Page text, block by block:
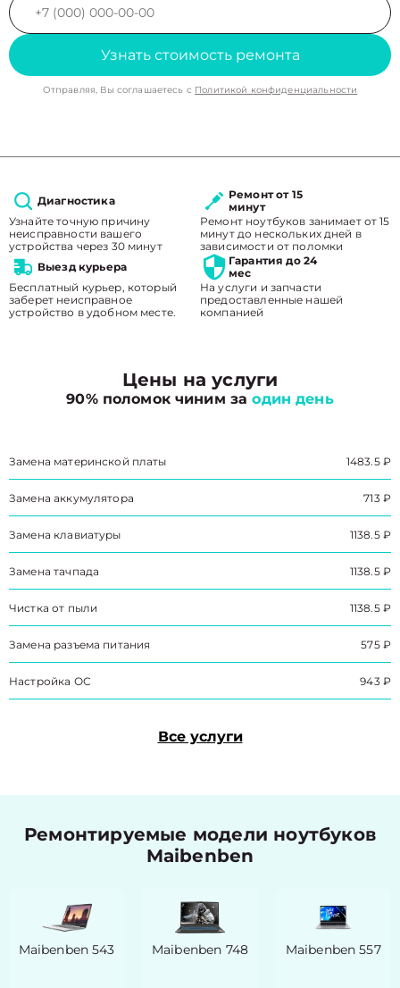
Узнать стоимость ремонта
Отправляя, Вы соглашаетесь с Политикой конфиденциальности
Диагностика
Узнайте точную причину
неисправности вашего
устройства через 30 минут
Ремонт от 15
минут
Ремонт ноутбуков занимает от 15
минут до нескольких дней в
зависимости от поломки
Выезд курьера
Бесплатный курьер, который
заберет неисправное
устройство в удобном месте.
Гарантия до 24
мес
На услуги и запчасти
предоставленные нашей
компанией
Цены на услуги
90% поломок чиним заодин день
Замена материнской платы 1483.5 ₽
Замена аккумулятора 713 ₽
Замена клавиатуры 1138.5 ₽
Замена тачпада 1138.5 ₽
Чистка от пыли 1138.5 ₽
Замена разъема питания 575 ₽
Настройка ОС 943 ₽
Все услуги
Ремонтируемые модели ноутбуков
Maibenben
Maibenben 543 Maibenben 748 Maibenben 557